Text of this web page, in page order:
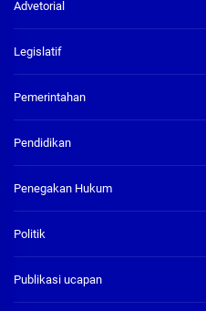
Advetorial
Legislatif
Pemerintahan
Pendidikan
Penegakan Hukum
Politik
Publikasi ucapan